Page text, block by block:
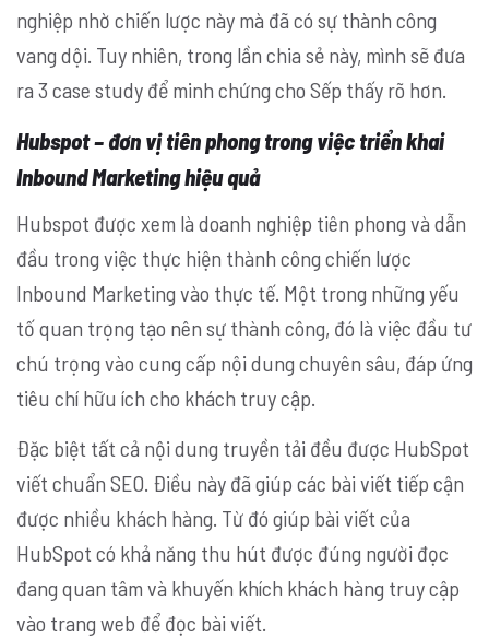
nghiệp nhờ chiến lược này mà đã có sự thành công
vang dội. Tuy nhiên, trong lần chia sẻ này, mình sẽ đưa
ra 3 case study để minh chứng cho Sếp thấy rõ hơn.
Hubspot – đơn vị tiên phong trong việc triển khai
Inbound Marketing hiệu quả
Hubspot được xem là doanh nghiệp tiên phong và dẫn
đầu trong việc thực hiện thành công chiến lược
Inbound Marketing vào thực tế. Một trong những yếu
tố quan trọng tạo nên sự thành công, đó là việc đầu tư
chú trọng vào cung cấp nội dung chuyên sâu, đáp ứng
tiêu chí hữu ích cho khách truy cập.
Đặc biệt tất cả nội dung truyền tải đều được HubSpot
viết chuẩn SEO. Điều này đã giúp các bài viết tiếp cận
được nhiều khách hàng. Từ đó giúp bài viết của
HubSpot có khả năng thu hút được đúng người đọc
đang quan tâm và khuyến khích khách hàng truy cập
vào trang web để đọc bài viết.